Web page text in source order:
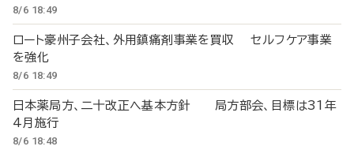
8/6 18:49
ロート豪州子会社、外用鎮痛剤事業を買収 セルフケア事業
を強化
8/6 18:49
日本薬局方、二十改正へ基本方針 局方部会、目標は31年
4月施行
8/6 18:48